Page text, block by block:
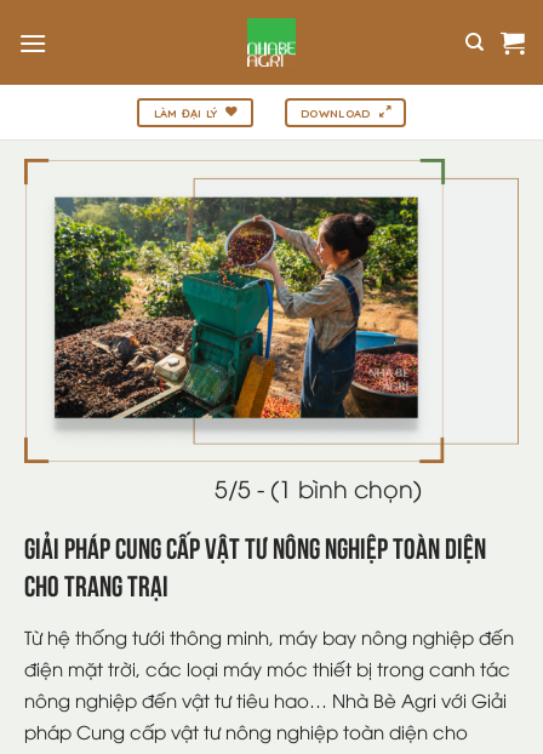
qua
nội
dung
LÀM ĐẠI LÝ DOWNLOAD
5/5 - (1 bình chọn)
GIẢI PHÁP CUNG CẤP VẬT TƯ NÔNG NGHIỆP TOÀN DIỆN
CHO TRANG TRẠI
Từ hệ thống tưới thông minh, máy bay nông nghiệp đến
điện mặt trời, các loại máy móc thiết bị trong canh tác
nông nghiệp đến vật tư tiêu hao… Nhà Bè Agri với Giải
pháp Cung cấp vật tư nông nghiệp toàn diện cho